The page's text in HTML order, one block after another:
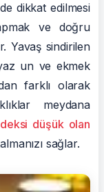
dikkat edilmesi
ve doğru
Yavaş sindirilen
un ve ekmek
farklı olarak
meydana
düşük olan
sağlar.